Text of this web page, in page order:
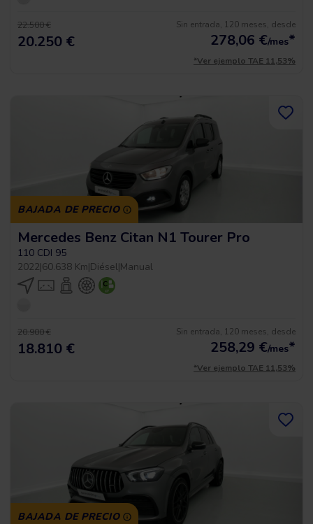
22.500 €
20.250 €
Sin entrada, 120 meses, desde
278,06 €/mes*
*Ver ejemplo TAE 11,53%
BAJADA DE PRECIO
Mercedes Benz Citan N1 Tourer Pro
110 CDI 95
2022|60.638 Km|Diésel|Manual
20.900 €
18.810 €
Sin entrada, 120 meses, desde
258,29 €/mes*
*Ver ejemplo TAE 11,53%
BAJADA DE PRECIO